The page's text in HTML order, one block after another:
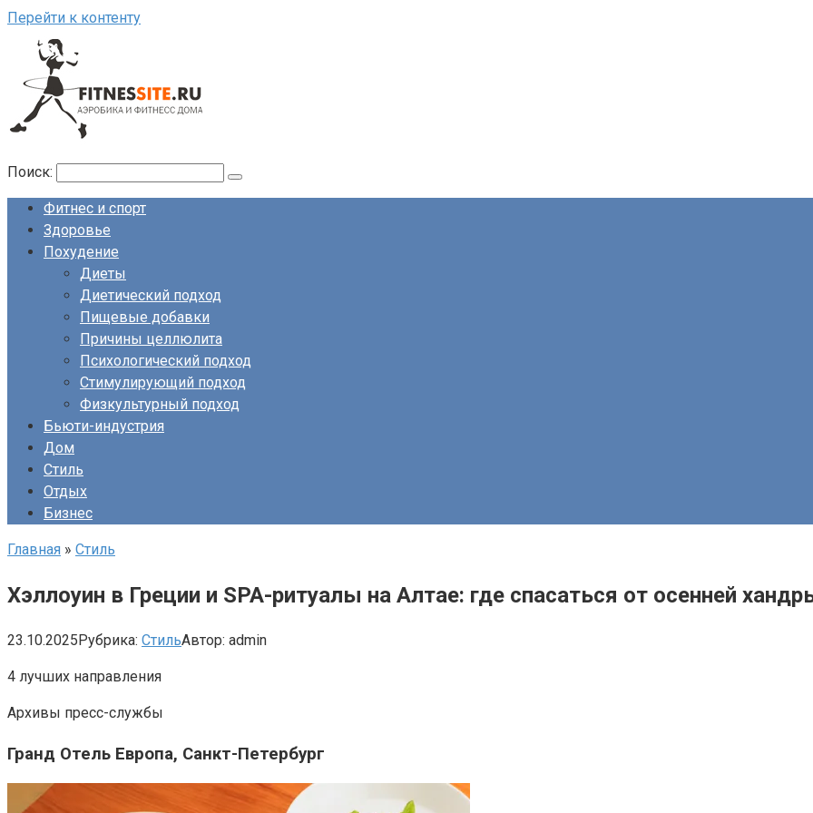
Перейти к контенту
Поиск:
Фитнес и спорт
Здоровье
Похудение
Диеты
Диетический подход
Пищевые добавки
Причины целлюлита
Психологический подход
Стимулирующий подход
Физкультурный подход
Бьюти-индустрия
Дом
Стиль
Отдых
Бизнес
Главная » Стиль
Хэллоуин в Греции и SPA-ритуалы на Алтае: где спасаться от осенней
23.10.2025Рубрика: СтильАвтор: admin
4 лучших направления
Архивы пресс-службы
Гранд Отель Европа, Санкт-Петербург